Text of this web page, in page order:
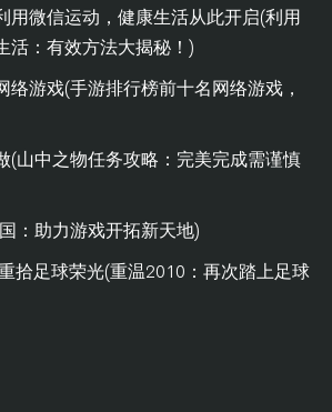
用微信运动，健康生活从此开启(利用
活：有效方法大揭秘！)
络游戏(手游排行榜前十名网络游戏，
(山中之物任务攻略：完美完成需谨慎
：助力游戏开拓新天地)
拾足球荣光(重温2010：再次踏上足球